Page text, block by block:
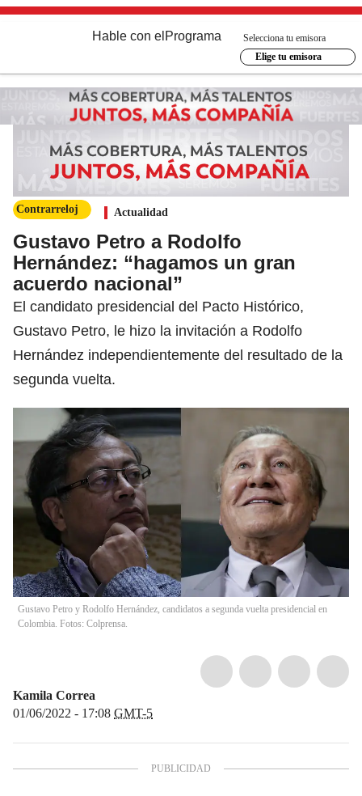
Hable con el Programa
Selecciona tu emisora
Elige tu emisora
Contrarreloj Actualidad
Gustavo Petro a Rodolfo
Hernández: “hagamos un gran
acuerdo nacional”
El candidato presidencial del Pacto Histórico,
Gustavo Petro, le hizo la invitación a Rodolfo
Hernández independientemente del resultado de la
segunda vuelta.
Gustavo Petro y Rodolfo Hernández, candidatos a segunda vuelta presidencial en
Colombia. Fotos: Colprensa.
Kamila Correa
01/06/2022 - 17:08 GMT-5